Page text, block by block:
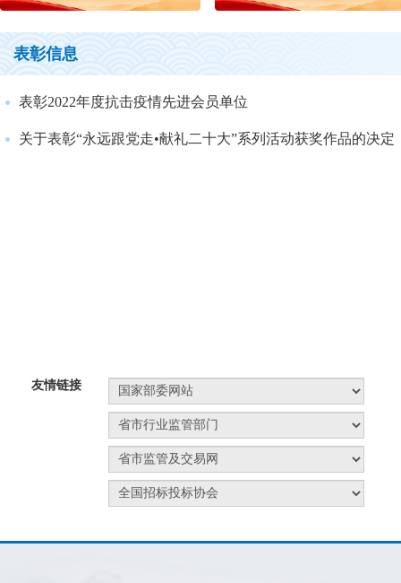
表彰信息
表彰2022年度抗击疫情先进会员单位
关于表彰“永远跟党走•献礼二十大”系列活动获奖作品的决定
友情链接